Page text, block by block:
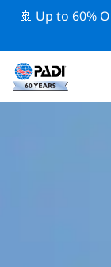
🚢 Up to 60%